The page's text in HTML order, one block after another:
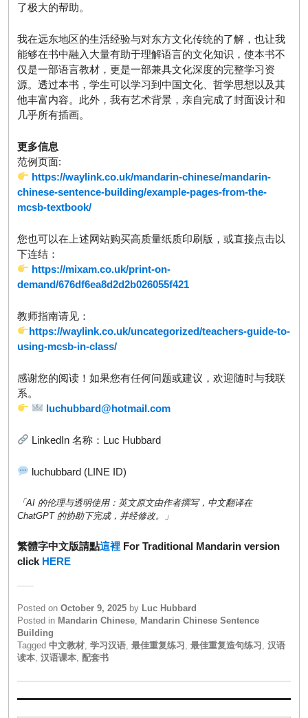
了极大的帮助。
我在远东地区的生活经验与对东方文化传统的了解，也让我
能够在书中融入大量有助于理解语言的文化知识，使本书不
仅是一部语言教材，更是一部兼具文化深度的完整学习资
源。透过本书，学生可以学习到中国文化、哲学思想以及其
他丰富内容。此外，我有艺术背景，亲自完成了封面设计和
几乎所有插画。
更多信息
范例页面:
https://waylink.co.uk/mandarin-chinese/mandarin-
chinese-sentence-building/example-pages-from-the-
mcsb-textbook/
您也可以在上述网站购买高质量纸质印刷版，或直接点击以
下连结：
https://mixam.co.uk/print-on-
demand/676df6ea8d2d2b026055f421
教师指南请见：
https://waylink.co.uk/uncategorized/teachers-guide-to-
using-mcsb-in-class/
感谢您的阅读！如果您有任何问题或建议，欢迎随时与我联
系。
luchubbard@hotmail.com
LinkedIn 名称：Luc Hubbard
luchubbard (LINE ID)
「AI 的伦理与透明使用：英文原文由作者撰写，中文翻译在
ChatGPT 的协助下完成，并经修改。」
繁體字中文版請點這裡 For Traditional Mandarin version
click HERE
Posted on October 9, 2025 by Luc Hubbard
Posted in Mandarin Chinese Mandarin Chinese Sentence
Building
Tagged 中文教材 学习汉语 最佳重复练习 最佳重复造句练习 汉语
读本 汉语课本 配套书